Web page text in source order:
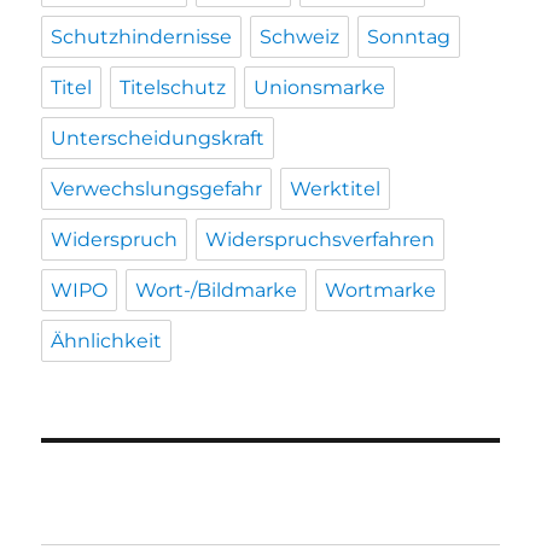
Schutzhindernisse Schweiz Sonntag
Titel Titelschutz Unionsmarke
Unterscheidungskraft
Verwechslungsgefahr Werktitel
Widerspruch Widerspruchsverfahren
WIPO Wort-/Bildmarke Wortmarke
Ähnlichkeit